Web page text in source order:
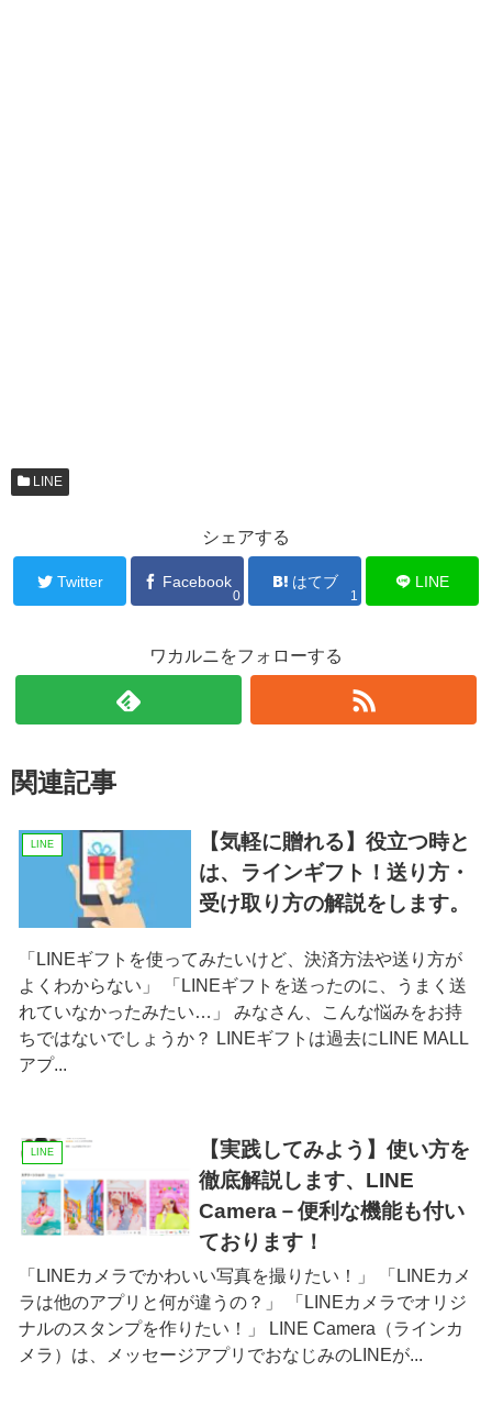
LINE
シェアする
Twitter Facebook
0
はてブ
1
LINE
ワカルニをフォローする
関連記事
LINE
【気軽に贈れる】役立つ時と
は、ラインギフト！送り方・
受け取り方の解説をします。
「LINEギフトを使ってみたいけど、決済方法や送り方が
よくわからない」 「LINEギフトを送ったのに、うまく送
れていなかったみたい…」 みなさん、こんな悩みをお持
ちではないでしょうか？ LINEギフトは過去にLINE MALL
アプ...
LINE
【実践してみよう】使い方を
徹底解説します、LINE
Camera－便利な機能も付い
ております！
「LINEカメラでかわいい写真を撮りたい！」 「LINEカメ
ラは他のアプリと何が違うの？」 「LINEカメラでオリジ
ナルのスタンプを作りたい！」 LINE Camera（ラインカ
メラ）は、メッセージアプリでおなじみのLINEが...